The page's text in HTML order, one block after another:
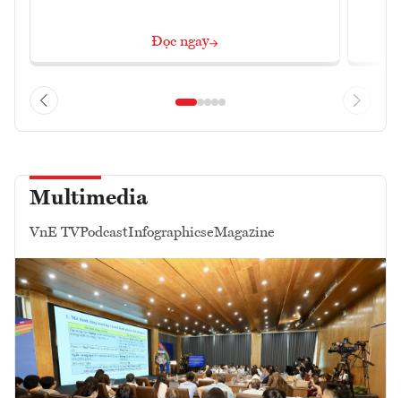
Đọc ngay
Multimedia
VnE TVPodcastInfographicseMagazine